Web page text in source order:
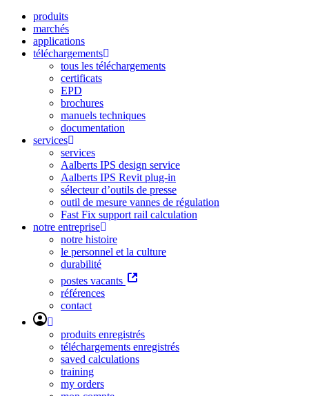
produits
marchés
applications
téléchargements
tous les téléchargements
certificats
EPD
brochures
manuels techniques
documentation
services
services
Aalberts IPS design service
Aalberts IPS Revit plug-in
sélecteur d’outils de presse
outil de mesure vannes de régulation
Fast Fix support rail calculation
notre entreprise
notre histoire
le personnel et la culture
durabilité
postes vacants
références
contact
produits enregistrés
téléchargements enregistrés
saved calculations
training
my orders